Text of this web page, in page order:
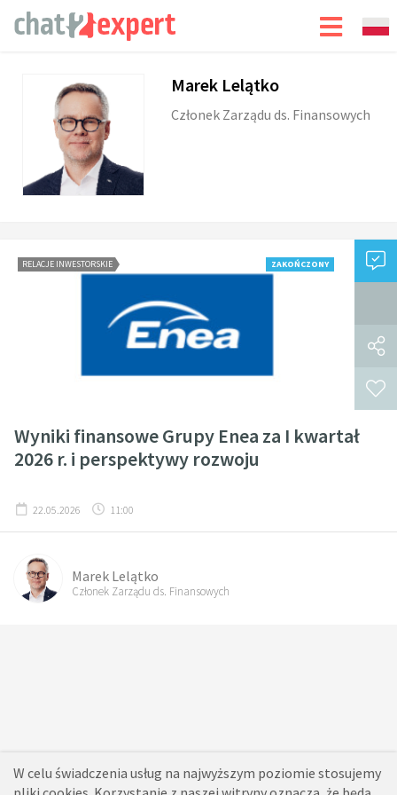
Marek Lelątko
Członek Zarządu ds. Finansowych
RELACJE INWESTORSKIE ZAKOŃCZONY
Wyniki finansowe Grupy Enea za I kwartał
2026 r. i perspektywy rozwoju
22.05.2026 11:00
Marek Lelątko
Członek Zarządu ds. Finansowych
W celu świadczenia usług na najwyższym poziomie stosujemy